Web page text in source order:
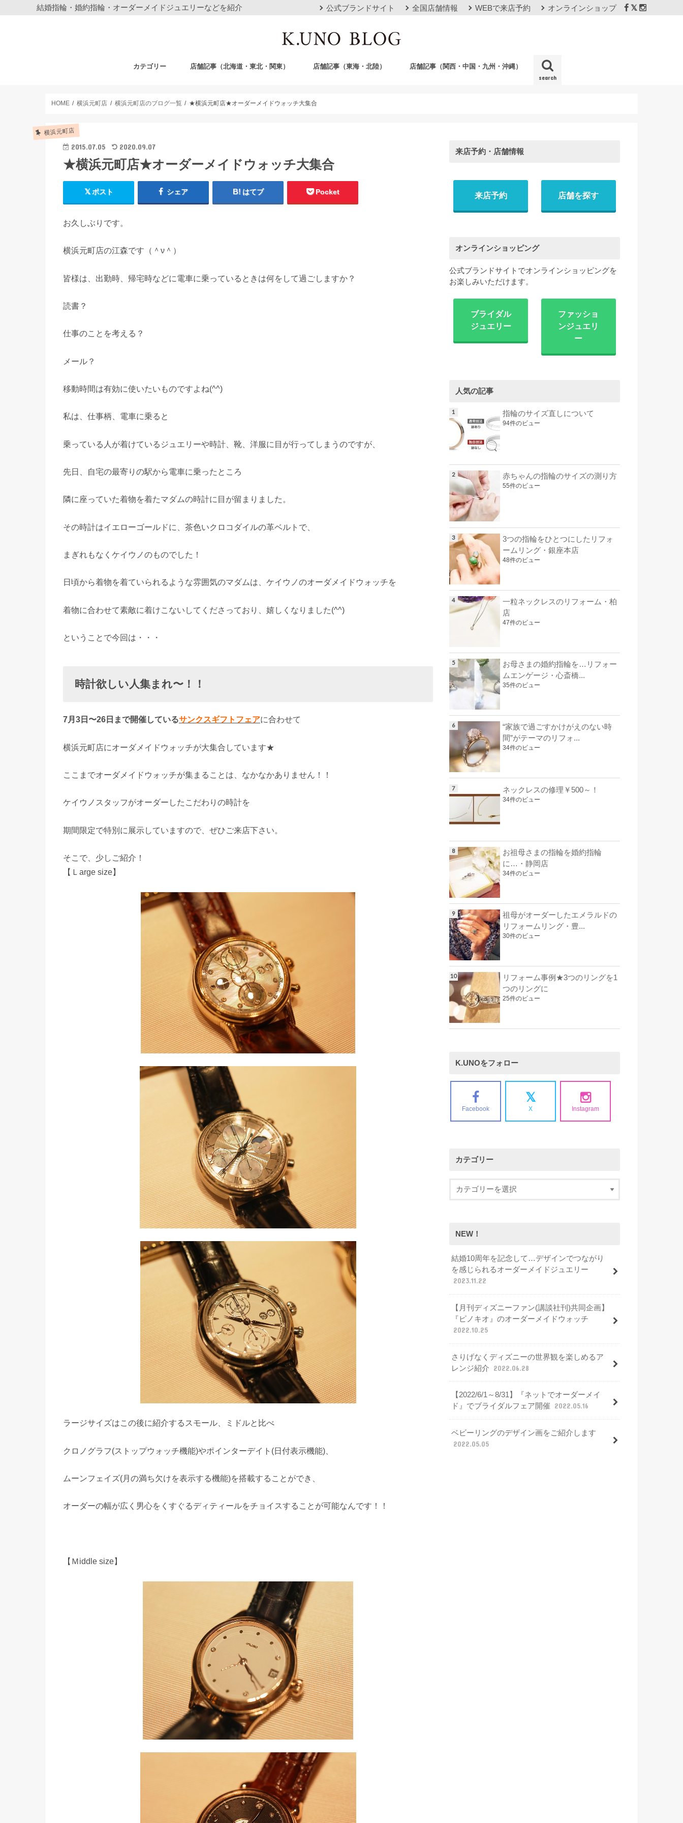
結婚指輪・婚約指輪・オーダーメイドジュエリーなどを紹介 公式ブランドサイト 全国店舗情報 WEBで来店予約 オンラインショップ
search
カテゴリー 店舗記事（北海道・東北・関東） 店舗記事（東海・北陸） 店舗記事（関西・中国・九州・沖縄）
HOME 横浜元町店 横浜元町店のブログ一覧 ★横浜元町店★オーダーメイドウォッチ大集合
横浜元町店
2015.07.05 2020.09.07
★横浜元町店★オーダーメイドウォッチ大集合
ポスト シェア はてブ Pocket
お久しぶりです。
横浜元町店の江森です（＾ν＾）
皆様は、出勤時、帰宅時などに電車に乗っているときは何をして過ごしますか？
読書？
仕事のことを考える？
メール？
移動時間は有効に使いたいものですよね(^^)
私は、仕事柄、電車に乗ると
乗っている人が着けているジュエリーや時計、靴、洋服に目が行ってしまうのですが、
先日、自宅の最寄りの駅から電車に乗ったところ
隣に座っていた着物を着たマダムの時計に目が留まりました。
その時計はイエローゴールドに、茶色いクロコダイルの革ベルトで、
まぎれもなくケイウノのものでした！
日頃から着物を着ていられるような雰囲気のマダムは、ケイウノのオーダメイドウォッチを
着物に合わせて素敵に着けこないしてくださっており、嬉しくなりました(^^)
ということで今回は・・・
時計欲しい人集まれ〜！！
7月3日〜26日まで開催しているサンクスギフトフェアに合わせて
横浜元町店にオーダメイドウォッチが大集合しています★
ここまでオーダメイドウォッチが集まることは、なかなかありません！！
ケイウノスタッフがオーダーしたこだわりの時計を
期間限定で特別に展示していますので、ぜひご来店下さい。
そこで、少しご紹介！
【Ｌarge size】
ラージサイズはこの後に紹介するスモール、ミドルと比べ
クロノグラフ(ストップウォッチ機能)やポインターデイト(日付表示機能)、
ムーンフェイズ(月の満ち欠けを表示する機能)を搭載することができ、
オーダーの幅が広く男心をくすぐるディティールをチョイスすることが可能なんです！！
【Ｍiddle size】
来店予約・店舗情報
来店予約 店舗を探す
オンラインショッピング
公式ブランドサイトでオンラインショッピングを
お楽しみいただけます。
ブライダル
ジュエリー
ファッショ
ンジュエリ
ー
人気の記事
指輪のサイズ直しについて
94件のビュー
赤ちゃんの指輪のサイズの測り方
55件のビュー
3つの指輪をひとつにしたリフォ
ームリング・銀座本店
48件のビュー
一粒ネックレスのリフォーム・柏
店
47件のビュー
お母さまの婚約指輪を…リフォー
ムエンゲージ・心斎橋...
35件のビュー
“家族で過ごすかけがえのない時
間”がテーマのリフォ...
34件のビュー
ネックレスの修理￥500～！
34件のビュー
お祖母さまの指輪を婚約指輪
に…・静岡店
34件のビュー
祖母がオーダーしたエメラルドの
リフォームリング・豊...
30件のビュー
リフォーム事例★3つのリングを1
つのリングに
25件のビュー
K.UNOをフォロー
Facebook X Instagram
カテゴリー
NEW！
結婚10周年を記念して…デザインでつながり
を感じられるオーダーメイドジュエリー
2023.11.22
【月刊ディズニーファン(講談社刊)共同企画】
『ピノキオ』のオーダーメイドウォッチ
2022.10.25
さりげなくディズニーの世界観を楽しめるア
レンジ紹介
2022.06.28
【2022/6/1～8/31】『ネットでオーダーメイ
ド』でブライダルフェア開催
2022.05.16
ベビーリングのデザイン画をご紹介します
2022.05.05